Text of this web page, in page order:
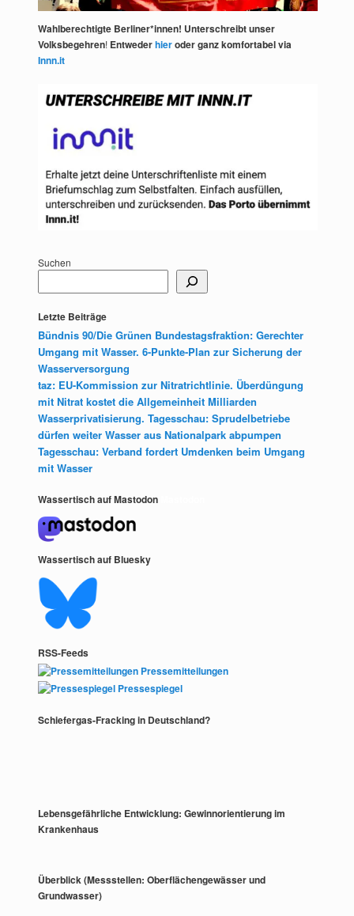
Wahlberechtigte Berliner*innen! Unterschreibt unser
Volksbegehren! Entwederhieroder ganz komfortabel via
Innn.it
Suchen
Letzte Beiträge
Bündnis 90/Die Grünen Bundestagsfraktion: Gerechter
Umgang mit Wasser. 6-Punkte-Plan zur Sicherung der
Wasserversorgung
taz: EU-Kommission zur Nitratrichtlinie. Überdüngung
mit Nitrat kostet die Allgemeinheit Milliarden
Wasserprivatisierung. Tagesschau: Sprudelbetriebe
dürfen weiter Wasser aus Nationalpark abpumpen
Tagesschau: Verband fordert Umdenken beim Umgang
mit Wasser
Wassertisch auf Mastodon
Wassertisch auf Bluesky
RSS-Feeds
Pressemitteilungen
Pressespiegel
Schiefergas-Fracking in Deutschland?
Lebensgefährliche Entwicklung: Gewinnorientierung im
Krankenhaus
Überblick (Messstellen: Oberflächengewässer und
Grundwasser)